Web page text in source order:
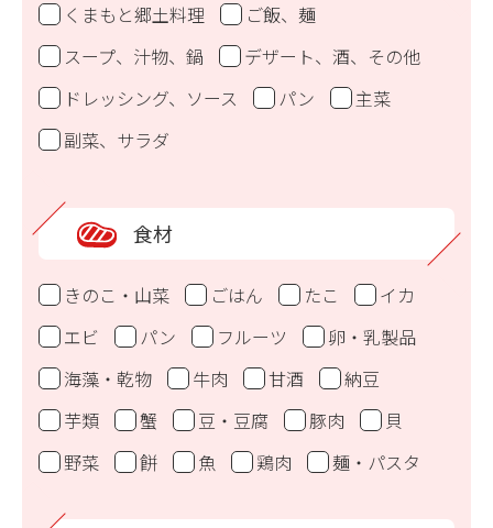
くまもと郷土料理
ご飯、麺
スープ、汁物、鍋
デザート、酒、その他
ドレッシング、ソース
パン
主菜
副菜、サラダ
食材
きのこ・山菜 ごはん たこ
イカ
エビ
パン フルーツ
卵・乳製品
海藻・乾物
牛肉 甘酒
納豆
芋類
蟹 豆・豆腐 豚肉
貝
野菜
餅 魚 鶏肉 麺・パスタ